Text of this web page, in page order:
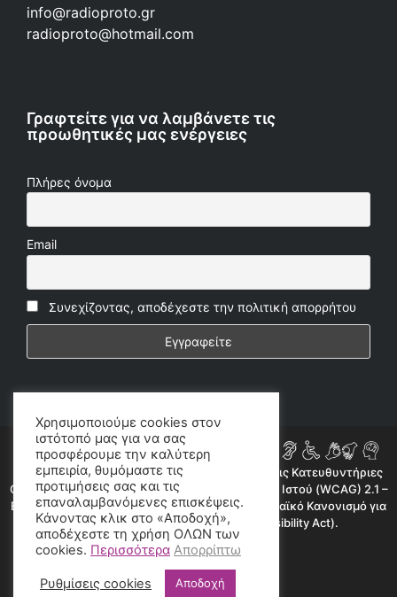
info@radioproto.gr
radioproto@hotmail.com
Γραφτείτε για να λαμβάνετε τις
προωθητικές μας ενέργειες
Πλήρες όνομα
Email
Συνεχίζοντας, αποδέχεστε την πολιτική απορρήτου
Η ιστοσελίδα μας συμμορφώνεται εν μέρει με τις Κατευθυντήριες
Οδηγίες για την Προσβασιμότητα Περιεχομένου Ιστού (WCAG) 2.1 –
Επίπεδο AA, όπως προβλέπεται από τον Ευρωπαϊκό Κανονισμό για
την Προσβασιμότητα (European Accessibility Act).
Χρησιμοποιούμε cookies στον
ιστότοπό μας για να σας
προσφέρουμε την καλύτερη
εμπειρία, θυμόμαστε τις
προτιμήσεις σας και τις
επαναλαμβανόμενες επισκέψεις.
Κάνοντας κλικ στο «Αποδοχή»,
αποδέχεστε τη χρήση ΟΛΩΝ των
cookies. Περισσότερα Απορρίπτω
Ρυθμίσεις cookies Αποδοχή
©2020 radioproto.gr